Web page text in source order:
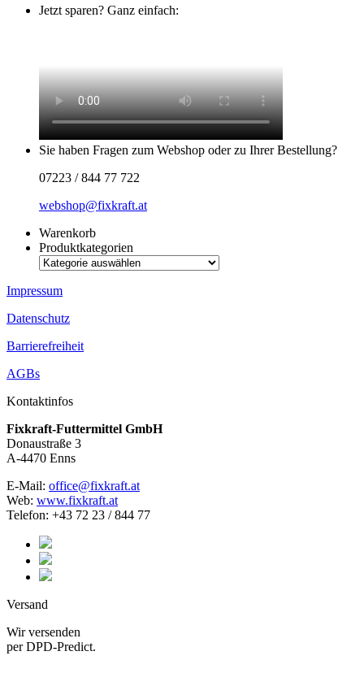
Jetzt sparen? Ganz einfach:
Sie haben Fragen zum Webshop oder zu Ihrer Bestellung?
07223 / 844 77 722
webshop@fixkraft.at
Warenkorb
Produktkategorien
Impressum
Datenschutz
Barrierefreiheit
AGBs
Kontaktinfos
Fixkraft-Futtermittel GmbH
Donaustraße 3
A-4470 Enns
E-Mail: office@fixkraft.at
Web: www.fixkraft.at
Telefon: +43 72 23 / 844 77
Versand
Wir versenden
per DPD-Predict.